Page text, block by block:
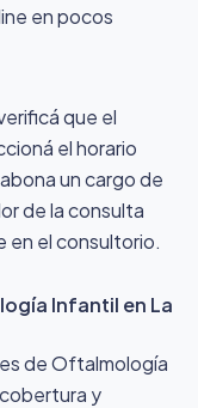
en pocos
que el
el horario
un cargo de
de la consulta
en el consultorio.
Infantil en La
de Oftalmología
y